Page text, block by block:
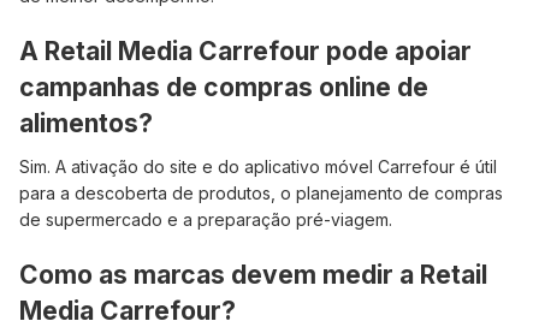
A Retail Media Carrefour pode apoiar
campanhas de compras online de
alimentos?
Sim. A ativação do site e do aplicativo móvel Carrefour é útil
para a descoberta de produtos, o planejamento de compras
de supermercado e a preparação pré-viagem.
Como as marcas devem medir a Retail
Media Carrefour?